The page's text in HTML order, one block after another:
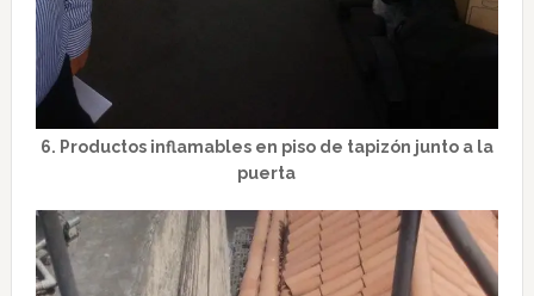
6. Productos inflamables en piso de tapizón junto a la
puerta